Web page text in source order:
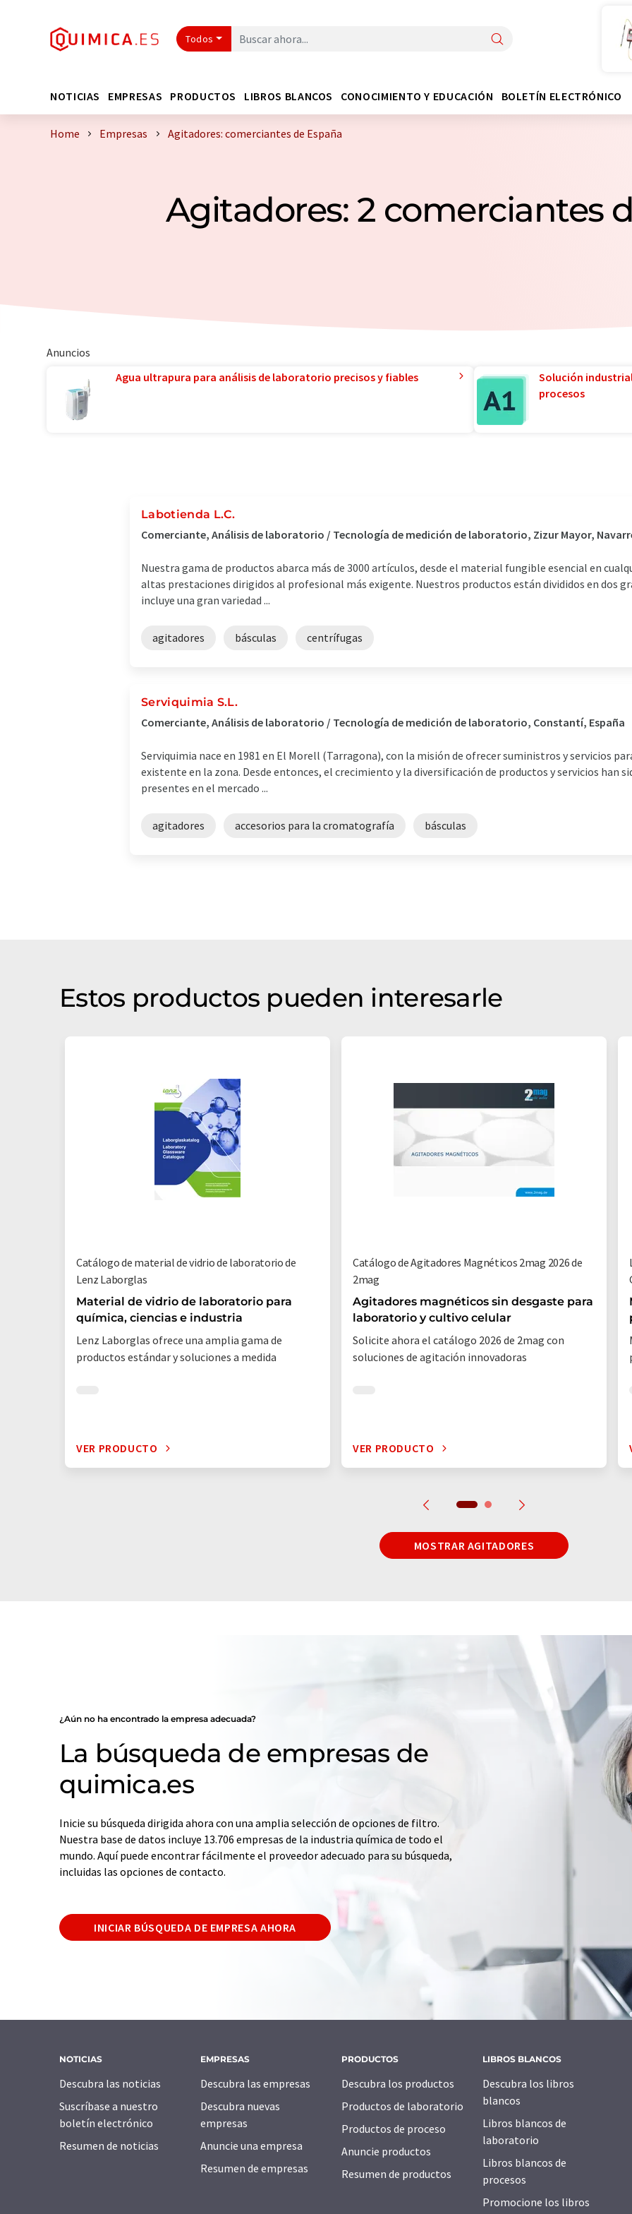
Todos
NOTICIAS EMPRESAS PRODUCTOS LIBROS BLANCOS CONOCIMIENTO Y EDUCACIÓN BOLETÍN ELECTRÓNICO
Home Empresas Agitadores: comerciantes de España
Agitadores: 2 comerciantes
Anuncios
Agua ultrapura para análisis de laboratorio precisos y fiables
Solución
procesos
Labotienda L.C.
Comerciante, Análisis de laboratorio / Tecnología de medición de laboratorio, Zizur Mayor,
Nuestra gama de productos abarca más de 3000 artículos, desde el material fungible esencial en
altas prestaciones dirigidos al profesional más exigente. Nuestros productos están divididos en dos
incluye una gran variedad ...
agitadores básculas centrífugas
Serviquimia S.L.
Comerciante, Análisis de laboratorio / Tecnología de medición de laboratorio, Constantí, España
Serviquimia nace en 1981 en El Morell (Tarragona), con la misión de ofrecer suministros y servicios
existente en la zona. Desde entonces, el crecimiento y la diversificación de productos y servicios han
presentes en el mercado ...
agitadores accesorios para la cromatografía básculas
Estos productos pueden interesarle
Catálogo de material de vidrio de laboratorio de
Lenz Laborglas
Material de vidrio de laboratorio para
química, ciencias e industria
Lenz Laborglas ofrece una amplia gama de
productos estándar y soluciones a medida
VER PRODUCTO
Catálogo de Agitadores Magnéticos 2mag 2026 de
2mag
Agitadores magnéticos sin desgaste para
laboratorio y cultivo celular
Solicite ahora el catálogo 2026 de 2mag con
soluciones de agitación innovadoras
VER PRODUCTO
MOSTRAR AGITADORES
¿Aún no ha encontrado la empresa adecuada?
La búsqueda de empresas de
quimica.es
Inicie su búsqueda dirigida ahora con una amplia selección de opciones de filtro.
Nuestra base de datos incluye 13.706 empresas de la industria química de todo el
mundo. Aquí puede encontrar fácilmente el proveedor adecuado para su búsqueda,
incluidas las opciones de contacto.
INICIAR BÚSQUEDA DE EMPRESA AHORA
NOTICIAS
Descubra las noticias
Suscríbase a nuestro
boletín electrónico
Resumen de noticias
EMPRESAS
Descubra las empresas
Descubra nuevas
empresas
Anuncie una empresa
Resumen de empresas
PRODUCTOS
Descubra los productos
Productos de laboratorio
Productos de proceso
Anuncie productos
Resumen de productos
LIBROS BLANCOS
Descubra los libros
blancos
Libros blancos de
laboratorio
Libros blancos de
procesos
Promocione los libros